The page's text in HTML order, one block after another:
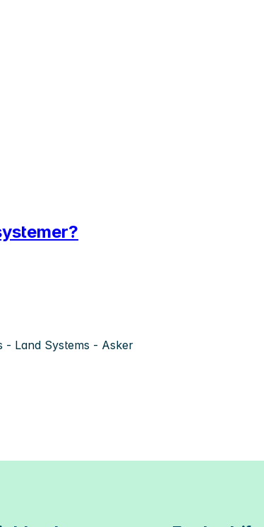
- Land Systems - Asker